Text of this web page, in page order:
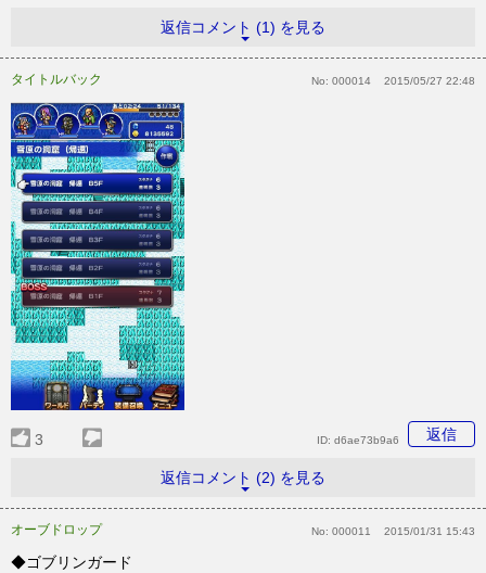
返信コメント (1) を見る
タイトルバック No: 000014 2015/05/27 22:48
3 返信
ID: d6ae73b9a6
返信コメント (2) を見る
オーブドロップ No: 000011 2015/01/31 15:43
◆ゴブリンガード